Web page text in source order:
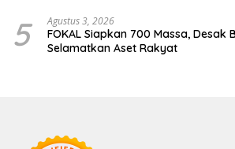
5 Agustus 3, 2026
FOKAL Siapkan 700 Massa, Desak
Selamatkan Aset Rakyat